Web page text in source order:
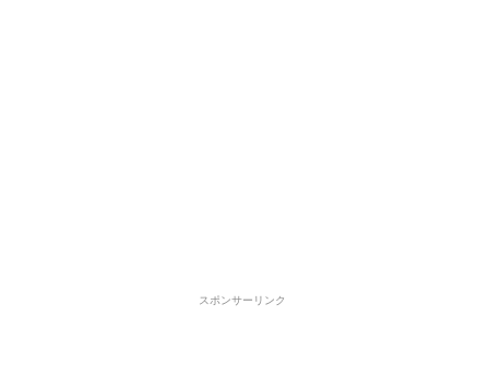
スポンサーリンク